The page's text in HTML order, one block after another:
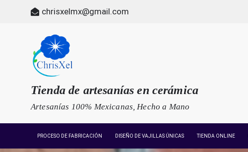
chrisxelmx@gmail.com
Tienda de artesanías en cerámica
Artesanías 100% Mexicanas, Hecho a Mano
PROCESO DE FABRICACIÓN DISEÑO DE VAJILLAS ÚNICAS TIENDA ONLINE